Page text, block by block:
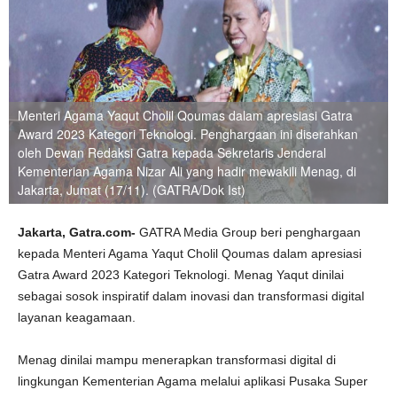
Menteri Agama Yaqut Cholil Qoumas dalam apresiasi Gatra
Award 2023 Kategori Teknologi. Penghargaan ini diserahkan
oleh Dewan Redaksi Gatra kepada Sekretaris Jenderal
Kementerian Agama Nizar Ali yang hadir mewakili Menag, di
Jakarta, Jumat (17/11). (GATRA/Dok Ist)
Jakarta, Gatra.com- GATRA Media Group beri penghargaan
kepada Menteri Agama Yaqut Cholil Qoumas dalam apresiasi
Gatra Award 2023 Kategori Teknologi. Menag Yaqut dinilai
sebagai sosok inspiratif dalam inovasi dan transformasi digital
layanan keagamaan.
Menag dinilai mampu menerapkan transformasi digital di
lingkungan Kementerian Agama melalui aplikasi Pusaka Super